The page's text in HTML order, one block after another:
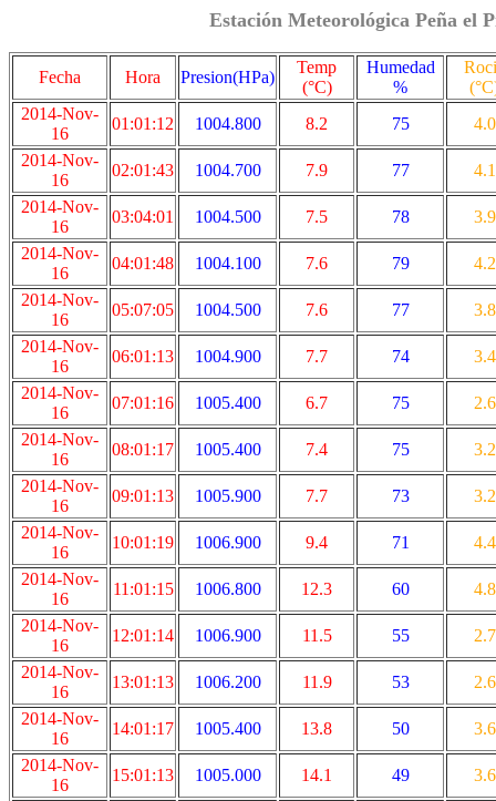
Estación Meteorológica Peña el
Fecha Hora Presion(HPa)
Temp
(°C)
Humedad
%
2014-Nov-
16
01:01:12 1004.800 8.2 75
4.0
2014-Nov-
16
02:01:43 1004.700 7.9 77
4.1
2014-Nov-
16
03:04:01 1004.500 7.5 78
3.9
2014-Nov-
16
04:01:48 1004.100 7.6 79
4.2
2014-Nov-
16
05:07:05 1004.500 7.6 77
3.8
2014-Nov-
16
06:01:13 1004.900 7.7 74
3.4
2014-Nov-
16
07:01:16 1005.400 6.7 75
2.6
2014-Nov-
16
08:01:17 1005.400 7.4 75
3.2
2014-Nov-
16
09:01:13 1005.900 7.7 73
3.2
2014-Nov-
16
10:01:19 1006.900 9.4 71
4.4
2014-Nov-
16
11:01:15 1006.800 12.3 60
4.8
2014-Nov-
16
12:01:14 1006.900 11.5 55
2.7
2014-Nov-
16
13:01:13 1006.200 11.9 53
2.6
2014-Nov-
16
14:01:17 1005.400 13.8 50
3.6
2014-Nov-
16
15:01:13 1005.000 14.1 49
3.6